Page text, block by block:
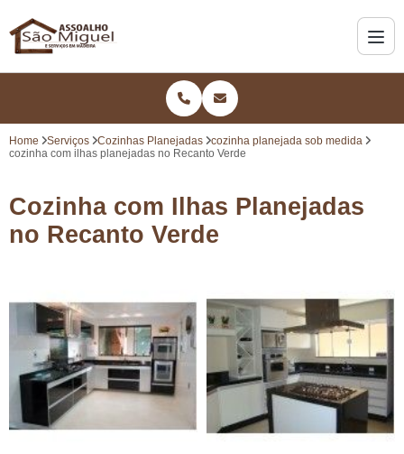
Home Serviços Cozinhas Planejadas
cozinha planejada sob medida
cozinha com ilhas planejadas no Recanto Verde
Cozinha com Ilhas Planejadas
no Recanto Verde